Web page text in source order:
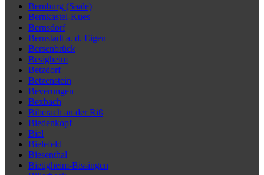
Bernburg (Saale)
Bernkastel-Kues
Bernsdorf
Bernstadt a. d. Eigen
Bersenbrück
Besigheim
Betzdorf
Betzenstein
Beverungen
Bexbach
Biberach an der Riß
Biedenkopf
Biel
Bielefeld
Biesenthal
Bietigheim-Bissingen